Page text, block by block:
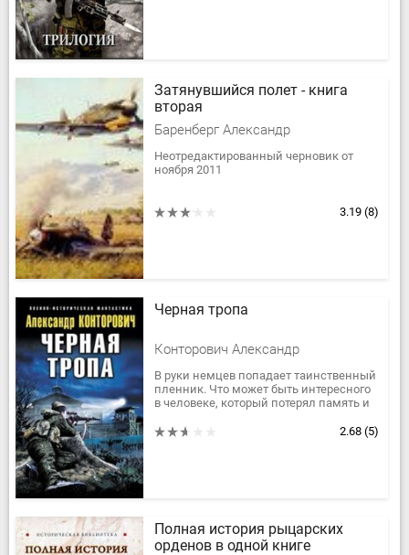
Затянувшийся полет - книга
вторая
Баренберг Александр
Неотредактированный черновик от
ноября 2011
3.19 (8)
Черная тропа
Конторович Александр
В руки немцев попадает таинственный
пленник. Что может быть интересного
в человеке, который потерял память и
Но именно он вдруг становится... 2.68 (5)
Полная история рыцарских
орденов в одной книге